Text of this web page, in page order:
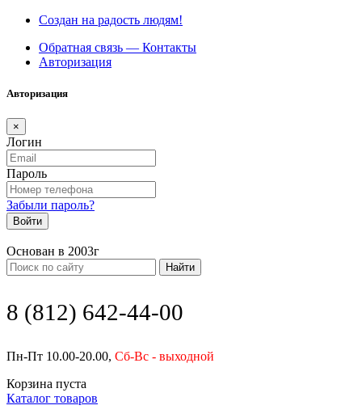
Создан на радость людям!
Обратная связь — Контакты
Авторизация
Авторизация
×
Логин
Пароль
Забыли пароль?
Войти
Основан в 2003г
Найти
8 (812) 642-44-00
Пн-Пт 10.00-20.00, Сб-Вс - выходной
Корзина пуста
Каталог товаров